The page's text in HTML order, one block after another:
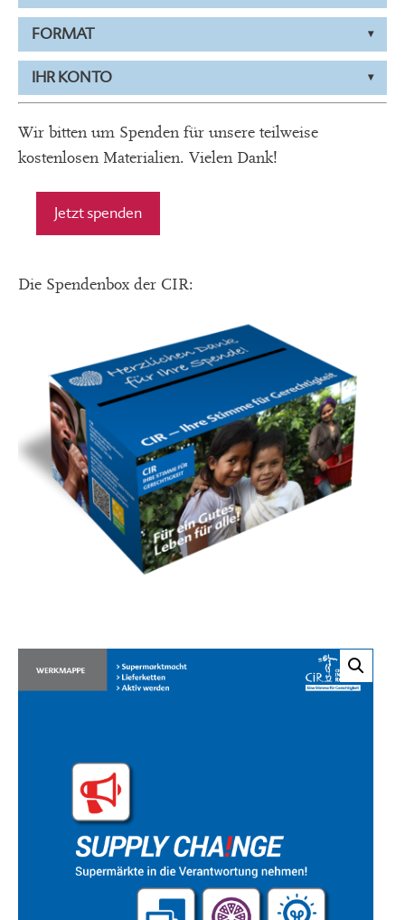
FORMAT
IHR KONTO
Wir bitten um Spenden für unsere teilweise
kostenlosen Materialien. Vielen Dank!
Jetzt spenden
Die Spendenbox der CIR: